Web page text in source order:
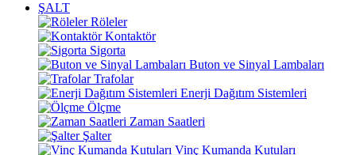
ŞALT
Röleler
Kontaktör
Sigorta
Buton ve Sinyal Lambaları
Trafolar
Enerji Dağıtım Sistemleri
Ölçme
Zaman Saatleri
Şalter
Vinç Kumanda Kutuları